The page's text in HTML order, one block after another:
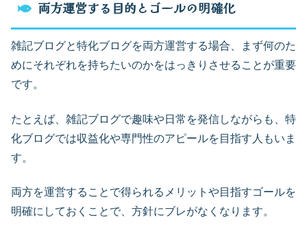
両方運営する目的とゴールの明確化
雑記ブログと特化ブログを両方運営する場合、まず何のた
めにそれぞれを持ちたいのかをはっきりさせることが重要
です。
たとえば、雑記ブログで趣味や日常を発信しながらも、特
化ブログでは収益化や専門性のアピールを目指す人もいま
す。
両方を運営することで得られるメリットや目指すゴールを
明確にしておくことで、方針にブレがなくなります。